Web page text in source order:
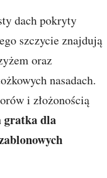
dach pokryty
szczycie znajdują
oraz
nasadach.
i złożonością
gratka dla